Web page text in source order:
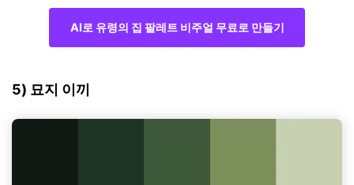
AI로 유령의 집 팔레트 비주얼 무료로 만들기
5) 묘지 이끼